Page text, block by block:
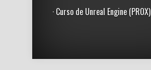
· Curso de Unreal Engine (PROX)